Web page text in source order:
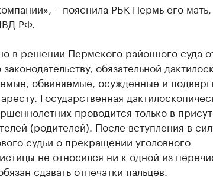
– пояснила РБК Пермь его
РФ.
в решении Пермского районного суда
обязательной
обвиняемые, осужденные и
Государственная
проводится только в
(родителей). После вступления в
судьи о прекращении уголовного
не относился ни к одной из
сдавать отпечатки пальцев.